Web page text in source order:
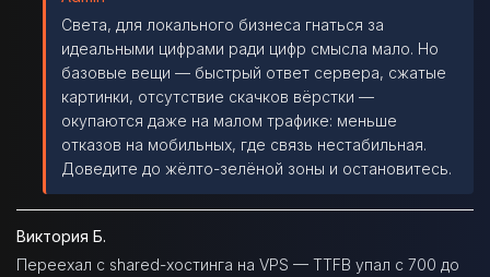
Света, для локального бизнеса гнаться за
идеальными цифрами ради цифр смысла мало. Но
базовые вещи — быстрый ответ сервера, сжатые
картинки, отсутствие скачков вёрстки —
окупаются даже на малом трафике: меньше
отказов на мобильных, где связь нестабильная.
Доведите до жёлто-зелёной зоны и остановитесь.
Виктория Б.
Переехал с shared-хостинга на VPS — TTFB упал с 700 до